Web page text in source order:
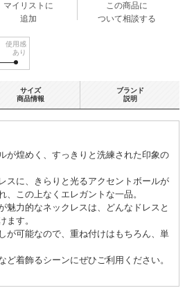
マイリストに
追加
この商品に
ついて相談する
使用感
あり
が煌めく、すっきりと洗練された印象の
スに、きらりと光るアクセントボールが
、この上なくエレガントな一品。
魅力的なネックレスは、どんなドレスと
ます。
が可能なので、重ね付けはもちろん、単
ど着飾るシーンにぜひご利用ください。
サイズ
商品情報
ブランド
説明